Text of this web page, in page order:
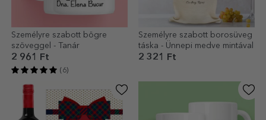
Személyre szabott bögre
szöveggel - Tanár
2 961 Ft
(6)
Személyre szabott borosüveg
táska - Ünnepi medve mintával
2 321 Ft